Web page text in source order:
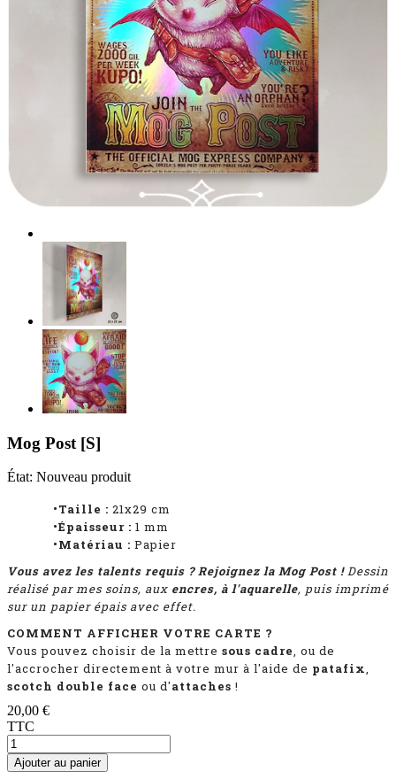
Mog Post [S]
État: Nouveau produit
•Taille : 21x29 cm
•Épaisseur : 1 mm
•Matériau : Papier
Vous avez les talents requis ? Rejoignez la Mog Post !Dessin
réalisé par mes soins, aux encres, à l'aquarelle, puis imprimé
sur un papier épais avec effet.
COMMENT AFFICHER VOTRE CARTE ?
Vous pouvez choisir de la mettre sous cadre, ou de
l'accrocher directement à votre mur à l'aide de patafix,
scotch double face ou d'attaches !
20,00 €
TTC
Ajouter au panier